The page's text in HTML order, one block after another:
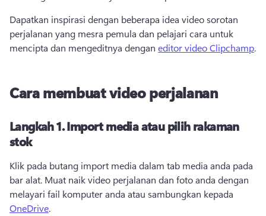
Dapatkan inspirasi dengan beberapa idea video sorotan
perjalanan yang mesra pemula dan pelajari cara untuk
mencipta dan mengeditnya dengan editor video Clipchamp
Cara membuat video perjalanan
Langkah 1.Import media atau pilih rakaman
stok
Klik pada butang import media dalam tab media anda pada
bar alat. Muat naik video perjalanan dan foto anda dengan
melayari fail komputer anda atau sambungkan kepada
OneDrive.